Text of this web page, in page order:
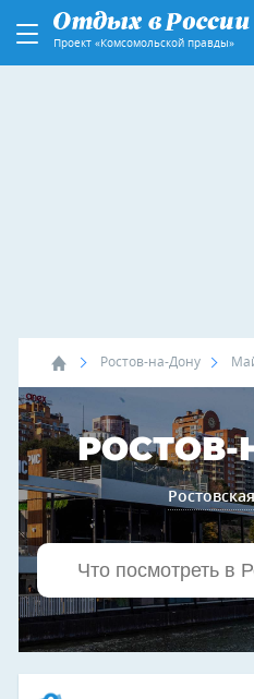
Проект «Комсомольской правды»
Ростов-на-Дону